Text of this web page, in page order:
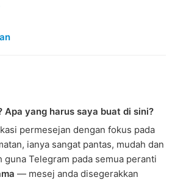
Apa yang harus saya buat di sini?
permesejan dengan fokus pada
ianya sangat pantas, mudah dan
guna Telegram pada semua peranti
— mesej anda disegerakkan